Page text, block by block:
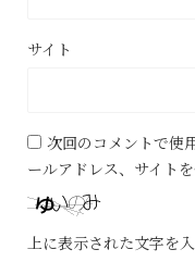
サイト
次回のコメントで使
ールアドレス、サイトを
上に表示された文字を